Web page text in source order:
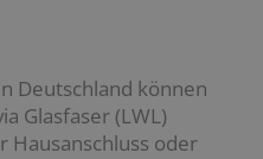
Deutschland können
Glasfaser (LWL)
Hausanschluss oder